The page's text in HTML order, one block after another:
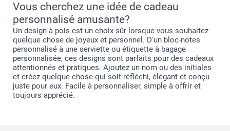
Vous cherchez une idée de cadeau
personnalisé amusante?
Un design à pois est un choix sûr lorsque vous souhaitez
quelque chose de joyeux et personnel. D'un bloc-notes
personnalisé à une serviette ou étiquette à bagage
personnalisée, ces designs sont parfaits pour des cadeaux
attentionnés et pratiques. Ajoutez un nom ou des initiales
et créez quelque chose qui soit réfléchi, élégant et conçu
juste pour eux. Facile à personnaliser, simple à offrir et
toujours apprécié.